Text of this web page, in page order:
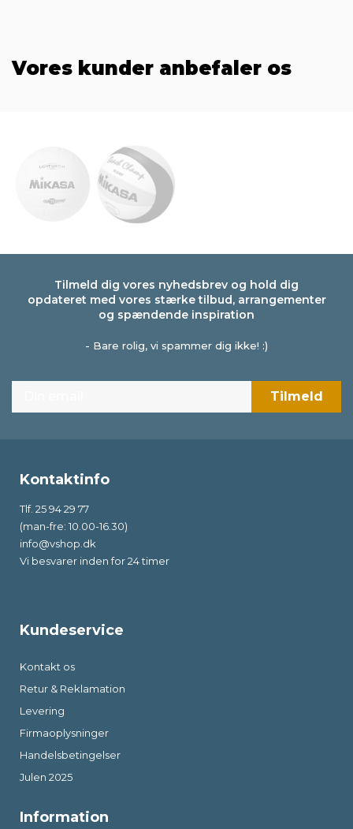
Vores kunder anbefaler os
Tilmeld dig vores nyhedsbrev og hold dig
opdateret med vores stærke tilbud, arrangementer
og spændende inspiration
- Bare rolig, vi spammer dig ikke! :)
Kontaktinfo
Tlf. 25 94 29 77
(man-fre: 10.00-16.30)
info@vshop.dk
Vi besvarer inden for 24 timer
Kundeservice
Kontakt os
Retur & Reklamation
Levering
Firmaoplysninger
Handelsbetingelser
Julen 2025
Information